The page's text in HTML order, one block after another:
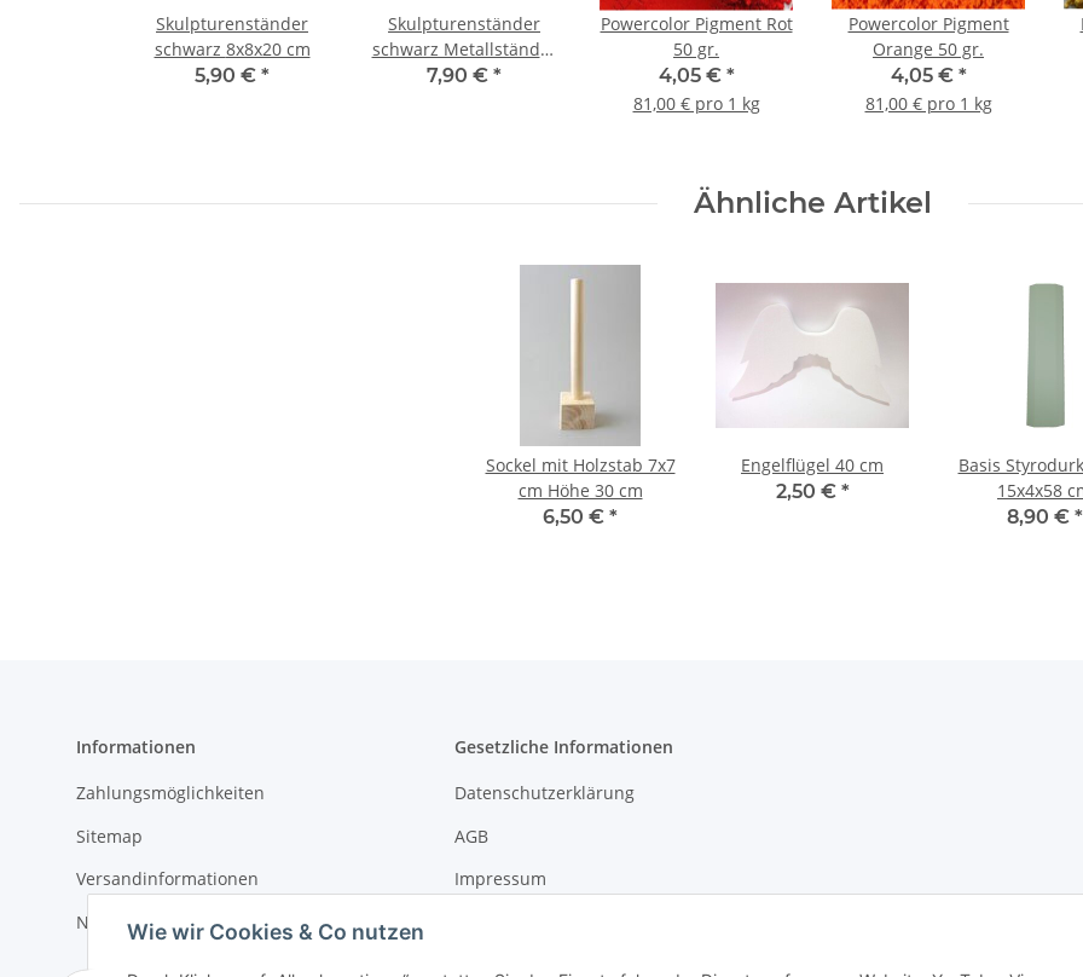
Wie wir Cookies & Co nutzen
Skulpturenständer
schwarz 8x8x20 cm
5,90 € *
Skulpturenständer
schwarz Metallständer
9x9x30 cm
7,90 € *
Powercolor Pigment Rot
50 gr.
4,05 € *
81,00 € pro 1 kg
Powercolor Pigment
Orange 50 gr.
4,05 € *
81,00 € pro 1 kg
Ähnliche Artikel
Sockel mit Holzstab 7x7
cm Höhe 30 cm
6,50 € *
Engelflügel 40 cm
2,50 € *
Basis
15x4x58
8,90 € *
Informationen
Zahlungsmöglichkeiten
Sitemap
Versandinformationen
Newsletter
Gesetzliche Informationen
Datenschutzerklärung
AGB
Impressum